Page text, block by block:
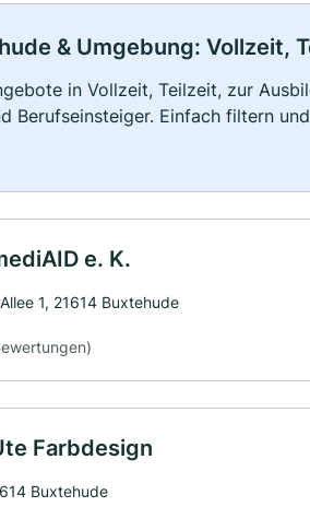
& Umgebung: Vollzeit,
in Vollzeit, Teilzeit, zur
Berufseinsteiger. Einfach filtern
e. K.
1, 21614 Buxtehude
Farbdesign
Buxtehude